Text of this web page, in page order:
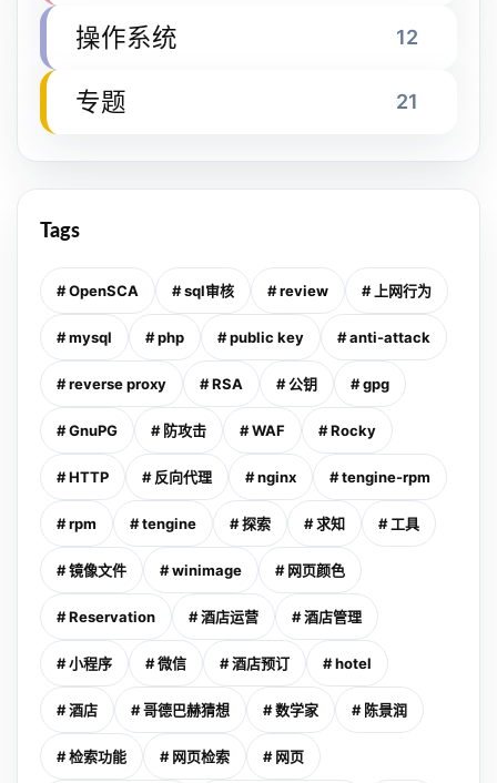
操作系统 12
专题 21
Tags
# OpenSCA # sql审核 # review # 上网行为
# mysql # php # public key # anti-attack
# reverse proxy # RSA # 公钥 # gpg
# GnuPG # 防攻击 # WAF # Rocky
# HTTP # 反向代理 # nginx # tengine-rpm
# rpm # tengine # 探索 # 求知 # 工具
# 镜像文件 # winimage # 网页颜色
# Reservation # 酒店运营 # 酒店管理
# 小程序 # 微信 # 酒店预订 # hotel
# 酒店 # 哥德巴赫猜想 # 数学家 # 陈景润
# 检索功能 # 网页检索 # 网页